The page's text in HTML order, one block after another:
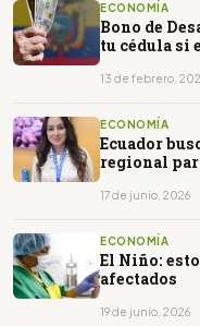
ECONOMÍA
Bono de
tu cédula si
13 de febrero,
ECONOMÍA
Ecuador
regional
17 de junio, 2026
ECONOMÍA
El Niño:
afectados
19 de junio, 2026